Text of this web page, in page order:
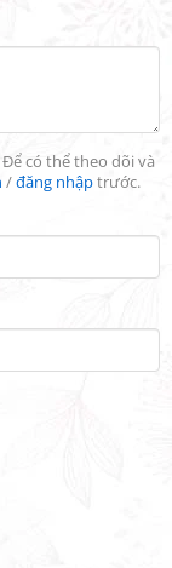
có thể theo dõi và
/đăng nhậptrước.